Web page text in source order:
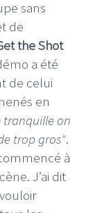
sans
de
the Shot
a été
de celui
en
tranquille on
trop gros".
à
J’ai dit